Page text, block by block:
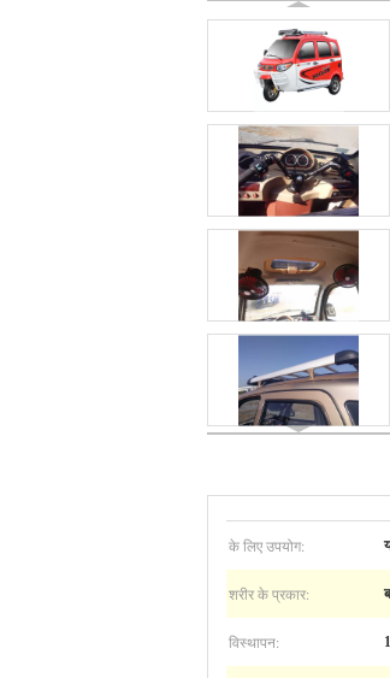
के लिए उपयोग:
शरीर के प्रकार:
विस्थापन: